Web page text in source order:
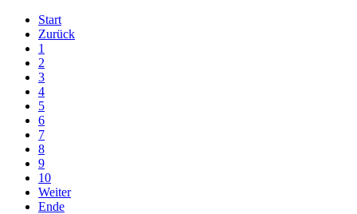
Start
Zurück
1
2
3
4
5
6
7
8
9
10
Weiter
Ende